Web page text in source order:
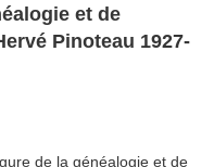
et de
Pinoteau 1927-